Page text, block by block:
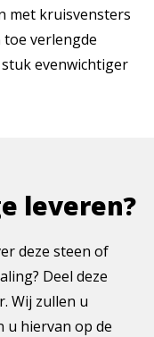
met kruisvensters
verlengde
evenwichtiger
leveren?
deze steen of
Deel deze
Wij zullen u
u hiervan op de